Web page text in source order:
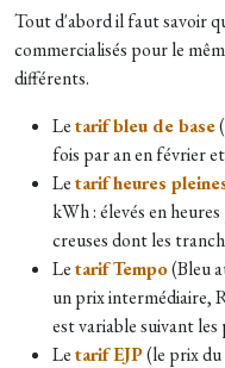
Tout d'abord il faut savoir
commercialisés pour le
différents.
Letarif bleu de base
fois par an en février
Letarif heures
kWh : élevés en
creuses dont les
Letarif Tempo(Bleu
un prix intermédiaire,
est variable suivant
Letarif EJP(le prix